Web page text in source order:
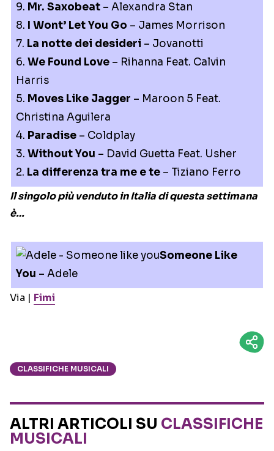
9. Mr. Saxobeat – Alexandra Stan
8.
I Wont’ Let You Go – James Morrison
7. La notte dei desideri – Jovanotti
6. We Found Love – Rihanna Feat. Calvin
Harris
5. Moves Like Jagger – Maroon 5 Feat.
Christina Aguilera
4. Paradise – Coldplay
3. Without You – David Guetta Feat. Usher
2. La differenza tra me e te – Tiziano Ferro
Il singolo più venduto in Italia di questa settimana
è…
Someone Like
You – Adele
Via | Fimi
CLASSIFICHE MUSICALI
ALTRI ARTICOLI SU CLASSIFICHE
MUSICALI